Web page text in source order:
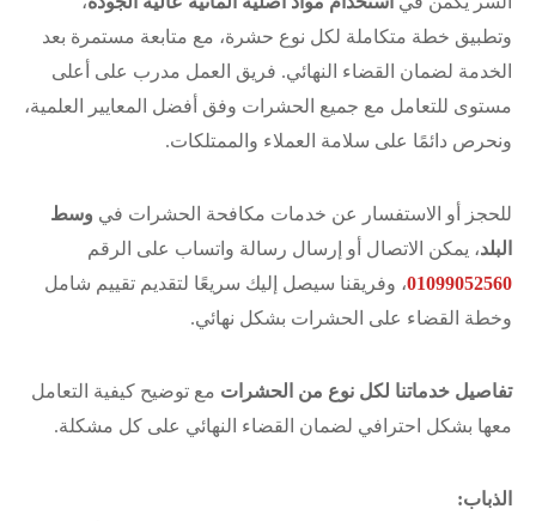
وتطبيق خطة متكاملة لكل نوع حشرة، مع متابعة مستمرة بعد
الخدمة لضمان القضاء النهائي. فريق العمل مدرب على أعلى
مستوى للتعامل مع جميع الحشرات وفق أفضل المعايير العلمية،
ونحرص دائمًا على سلامة العملاء والممتلكات.
للحجز أو الاستفسار عن خدمات مكافحة الحشرات في وسط
البلد، يمكن الاتصال أو إرسال رسالة واتساب على الرقم
01099052560، وفريقنا سيصل إليك سريعًا لتقديم تقييم شامل
وخطة القضاء على الحشرات بشكل نهائي.
تفاصيل خدماتنا لكل نوع من الحشرات مع توضيح كيفية التعامل
معها بشكل احترافي لضمان القضاء النهائي على كل مشكلة.
الذباب: